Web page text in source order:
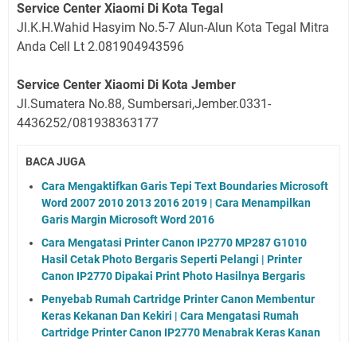
Service Center Xiaomi Di Kota Tegal
Jl.K.H.Wahid Hasyim No.5-7 Alun-Alun Kota Tegal Mitra
Anda Cell Lt 2.081904943596
Service Center Xiaomi Di Kota Jember
Jl.Sumatera No.88, Sumbersari,Jember.0331-
4436252/081938363177
BACA JUGA
Cara Mengaktifkan Garis Tepi Text Boundaries Microsoft
Word 2007 2010 2013 2016 2019 | Cara Menampilkan
Garis Margin Microsoft Word 2016
Cara Mengatasi Printer Canon IP2770 MP287 G1010
Hasil Cetak Photo Bergaris Seperti Pelangi | Printer
Canon IP2770 Dipakai Print Photo Hasilnya Bergaris
Penyebab Rumah Cartridge Printer Canon Membentur
Keras Kekanan Dan Kekiri | Cara Mengatasi Rumah
Cartridge Printer Canon IP2770 Menabrak Keras Kanan